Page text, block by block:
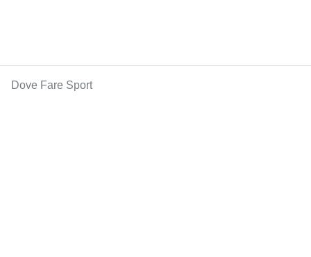
Dove Fare Sport